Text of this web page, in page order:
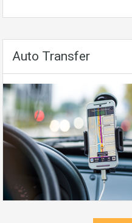
Auto Transfer